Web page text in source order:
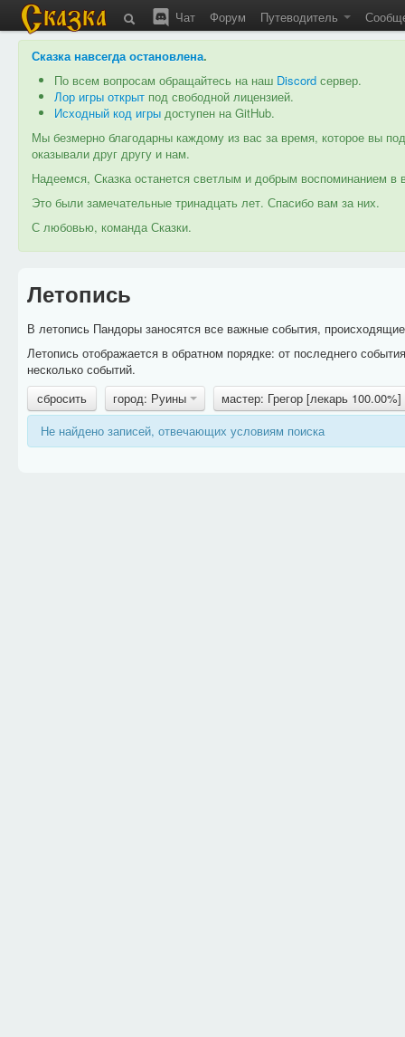
Чат Форум Путеводитель
Сказка навсегда остановлена.
По всем вопросам обращайтесь на наш Discord сервер.
Лор игры открыт под свободной лицензией.
Исходный код игры доступен на GitHub.
Мы безмерно благодарны каждому из вас за время, которое вы
оказывали друг другу и нам.
Надеемся, Сказка останется светлым и добрым воспоминанием
Это были замечательные тринадцать лет. Спасибо вам за них.
С любовью, команда Сказки.
Летопись
В летопись Пандоры заносятся все важные события,
Летопись отображается в обратном порядке: от последнего
несколько событий.
сбросить
город: Руины
мастер: Грегор [лекарь 100.00%]
Не найдено записей, отвечающих условиям поиска